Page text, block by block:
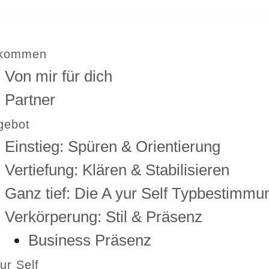
Von mir für dich
Partner
Einstieg: Spüren & Orientierung
Vertiefung: Klären & Stabilisieren
Ganz tief: Die A yur Self
Verkörperung: Stil & Präsenz
Business Präsenz
Self